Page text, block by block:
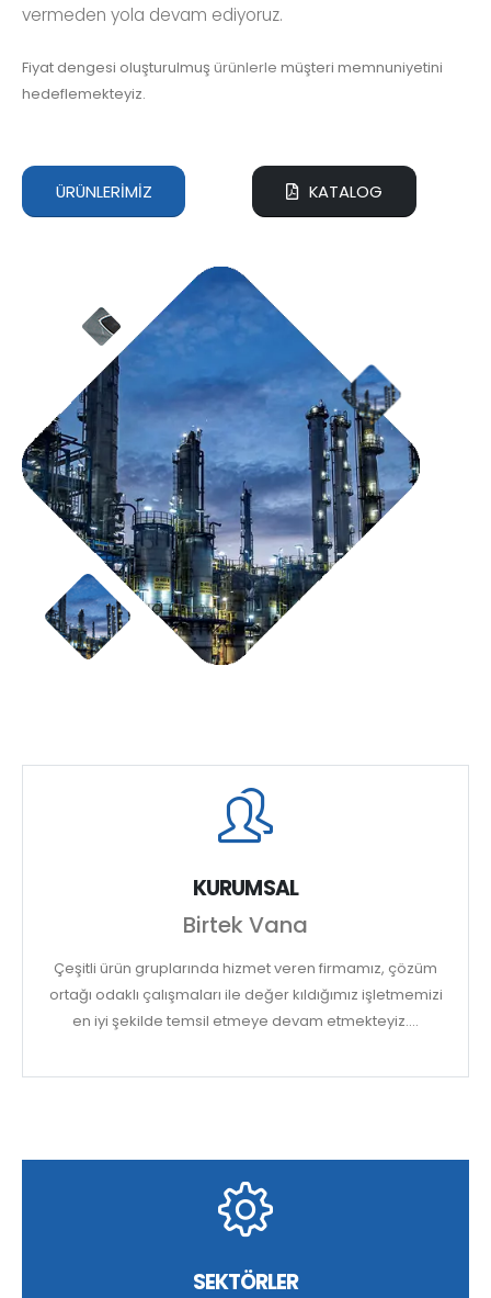
vermeden yola devam ediyoruz.
Fiyat dengesi oluşturulmuş ürünlerle müşteri memnuniyetini
hedeflemekteyiz.
ÜRÜNLERİMİZ KATALOG
KURUMSAL
Birtek Vana
Çeşitli ürün gruplarında hizmet veren firmamız, çözüm
ortağı odaklı çalışmaları ile değer kıldığımız işletmemizi
en iyi şekilde temsil etmeye devam etmekteyiz....
SEKTÖRLER